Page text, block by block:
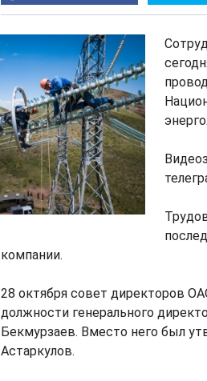
компании.
28 октября совет директоров
должности генерального
Бекмурзаев. Вместо него был
Астаркулов.